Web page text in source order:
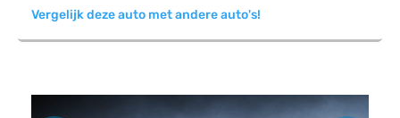
Vergelijk deze auto met andere auto's!